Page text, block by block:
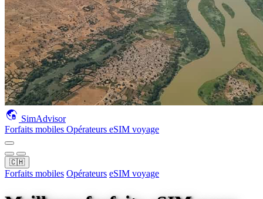
SimAdvisor
Forfaits mobiles Opérateurs eSIM voyage
🇨🇭
Forfaits mobiles Opérateurs eSIM voyage